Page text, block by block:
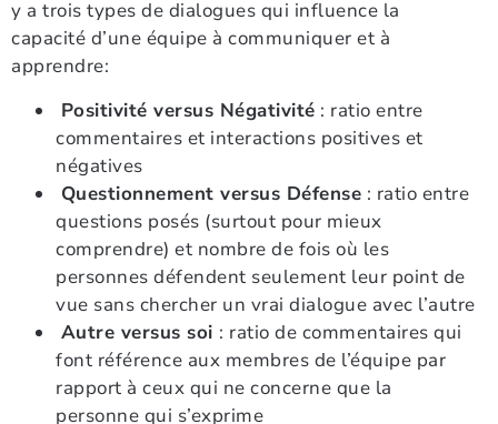
y a trois types de dialogues qui influence la
capacité d’une équipe à communiquer et à
apprendre:
Positivité versus Négativité : ratio entre
commentaires et interactions positives et
négatives
Questionnement versus Défense : ratio entre
questions posés (surtout pour mieux
comprendre) et nombre de fois où les
personnes défendent seulement leur point de
vue sans chercher un vrai dialogue avec l’autre
Autre versus soi : ratio de commentaires qui
font référence aux membres de l’équipe par
rapport à ceux qui ne concerne que la
personne qui s’exprime